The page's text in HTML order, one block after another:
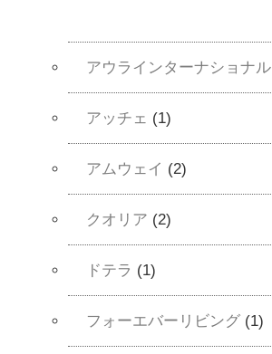
アウラインターナショナル
アッチェ (1)
アムウェイ (2)
クオリア (2)
ドテラ (1)
フォーエバーリビング (1)